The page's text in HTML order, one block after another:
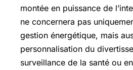
montée en puissance de
ne concernera pas
gestion énergétique, mais
personnalisation du
surveillance de la santé ou